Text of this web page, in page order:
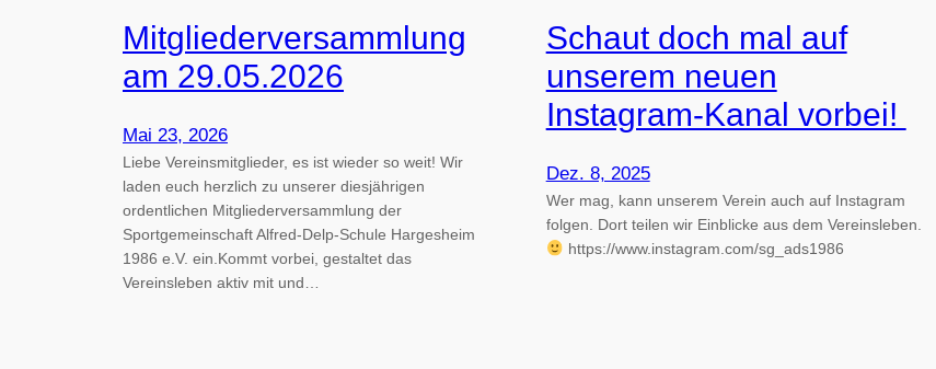
Mitgliederversammlung
am 29.05.2026
Mai 23, 2026
Liebe Vereinsmitglieder, es ist wieder so weit! Wir
laden euch herzlich zu unserer diesjährigen
ordentlichen Mitgliederversammlung der
Sportgemeinschaft Alfred-Delp-Schule Hargesheim
1986 e.V. ein.Kommt vorbei, gestaltet das
Vereinsleben aktiv mit und…
Schaut doch mal auf
unserem neuen
Instagram-Kanal vorbei!
Dez. 8, 2025
Wer mag, kann unserem Verein auch auf Instagram
folgen. Dort teilen wir Einblicke aus dem Vereinsleben.
https://www.instagram.com/sg_ads1986